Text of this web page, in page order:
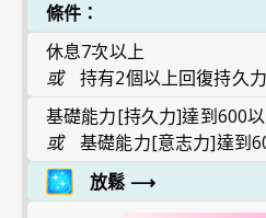
條件：
休息7次以上
或
持有2個以上回復持久
基礎能力[持久力]達到600
或
基礎能力[意志力]達到
放鬆 ⟶